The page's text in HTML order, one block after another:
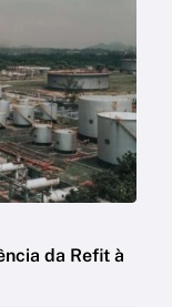
da Refit à